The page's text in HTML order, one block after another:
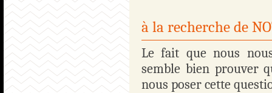
à la recherche de
Le fait que nous
semble bien prouver
nous poser cette